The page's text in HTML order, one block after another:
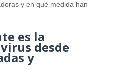
y en qué medida han
es la
desde
y